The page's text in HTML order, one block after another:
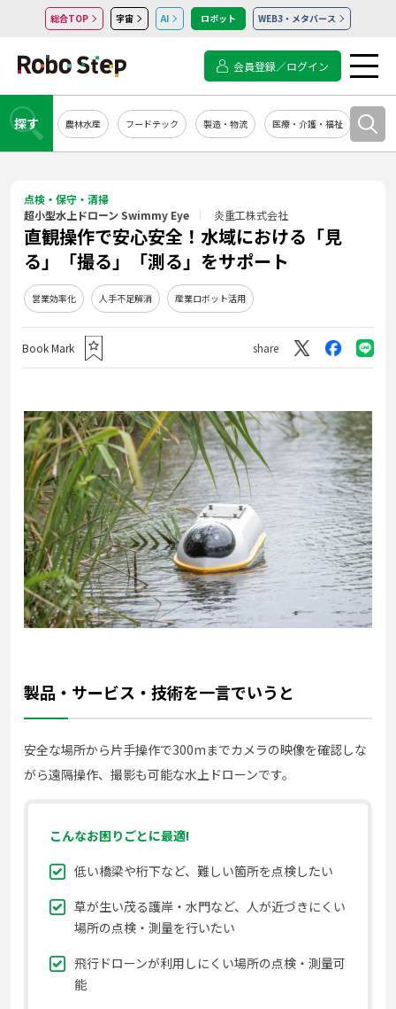
総合TOP 宇宙 AI ロボット WEB3・メタバース
会員登録／ログイン
探す 農林水産 フードテック 製造・物流 医療・介護・福祉 シス
点検・保守・清掃
超小型水上ドローン Swimmy Eye
炎重工株式会社
直観操作で安心安全！水域における「見
る」「撮る」「測る」をサポート
営業効率化 人手不足解消 産業ロボット活用
Book Mark share
製品・サービス・技術を一言でいうと
安全な場所から片手操作で300mまでカメラの映像を確認しな
がら遠隔操作、撮影も可能な水上ドローンです。
こんなお困りごとに最適!
低い橋梁や桁下など、難しい箇所を点検したい
草が生い茂る護岸・水門など、人が近づきにくい
場所の点検・測量を行いたい
飛行ドローンが利用しにくい場所の点検・測量可
能